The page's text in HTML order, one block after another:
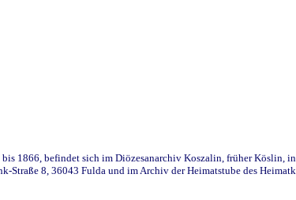
1866, befindet sich im Diözesanarchiv Koszalin, früher
Straße 8, 36043 Fulda und im Archiv der Heimatstube des